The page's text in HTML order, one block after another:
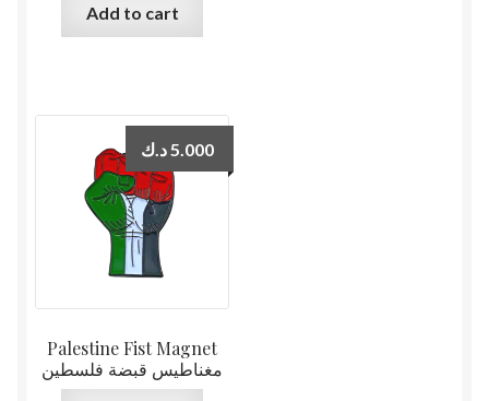
out of 5
Add to cart
Palestine Fist Magnet
مغناطيس قبضة فلسطين
5.000 د.ك